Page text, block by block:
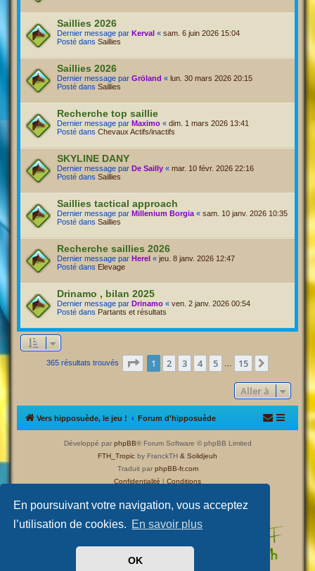
En poursuivant votre navigation, vous acceptez
l’utilisation de cookies. En savoir plus
OK
Saillies 2026
Dernier message par Kerval « sam. 6 juin 2026 15:04
Posté dans Saillies
Saillies 2026
Dernier message par Gröland « lun. 30 mars 2026 20:15
Posté dans Saillies
Recherche top saillie
Dernier message par Maximo « dim. 1 mars 2026 13:41
Posté dans Chevaux Actifs/inactifs
SKYLINE DANY
Dernier message par De Sailly « mar. 10 févr. 2026 22:16
Posté dans Saillies
Saillies tactical approach
Dernier message par Millenium Borgia « sam. 10 janv. 2026 10:35
Posté dans Saillies
Recherche saillies 2026
Dernier message par Herel « jeu. 8 janv. 2026 12:47
Posté dans Elevage
Drinamo , bilan 2025
Dernier message par Drinamo « ven. 2 janv. 2026 00:54
Posté dans Partants et résultats
365 résultats trouvés Page 1sur15
1 2 3 4 5 15
Aller à
Vers hipposuède, le jeu ! Forum d'hipposuède
Développé par phpBB® Forum Software © phpBB Limited
FTH_Tropic by FranckTH & Solidjeuh
Traduit par phpBB-fr.com
Confidentialité | Conditions